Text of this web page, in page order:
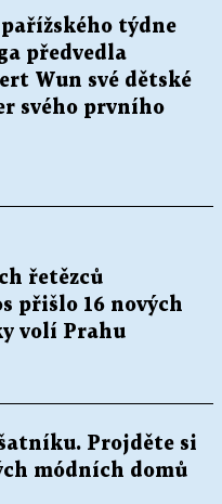
týdne
předvedla
Wun své dětské
svého prvního
řetězců
přišlo 16 nových
volí Prahu
Projděte si
módních domů